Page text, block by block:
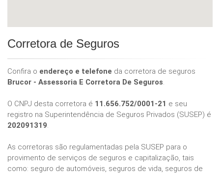
Corretora de Seguros
Confira o endereço e telefone da corretora de seguros
Brucor - Assessoria E Corretora De Seguros.
O CNPJ desta corretora é 11.656.752/0001-21 e seu
registro na Superintendência de Seguros Privados (SUSEP) é
202091319.
As corretoras são regulamentadas pela SUSEP para o
provimento de serviços de seguros e capitalização, tais
como: seguro de automóveis, seguros de vida, seguros de